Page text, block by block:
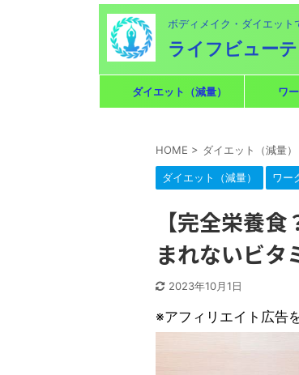
ボディメイク・ダイエット
ライフビュー
ダイエット（減量） ワ
HOME > ダイエット（減量）
ダイエット（減量） ワー
【完全栄養
まれないビタ
2023年10月1日
※アフィリエイト広告